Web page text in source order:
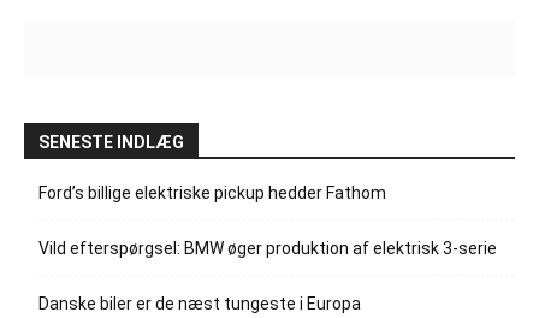
SENESTE INDLÆG
Ford’s billige elektriske pickup hedder Fathom
Vild efterspørgsel: BMW øger produktion af elektrisk 3-serie
Danske biler er de næst tungeste i Europa